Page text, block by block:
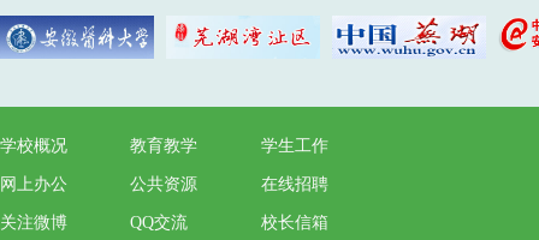
学校概况 教育教学 学生工作
网上办公 公共资源 在线招聘
关注微博 QQ交流 校长信箱